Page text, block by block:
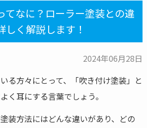
てなに？ローラー塗装との違
しく解説します！
2024年06月28日
る方々にとって、「吹き付け塗装」と
く耳にする言葉でしょう。
装方法にはどんな違いがあり、どの